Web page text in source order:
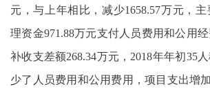
元，与上年相比，减少1658.57万元，
理资金971.88万元支付人员费用和公用
补收支差额268.34万元，2018年年初35
少了人员费用和公用费用，项目支出增